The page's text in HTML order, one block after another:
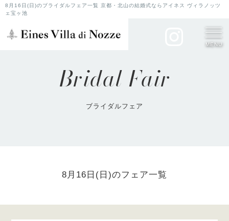
8月16日(日)のブライダルフェア一覧 京都・北山の結婚式ならアイネス ヴィラノッツ
ェ宝ヶ池
MENU
Bridal Fair
ブライダルフェア
8月16日(日)のフェア一覧